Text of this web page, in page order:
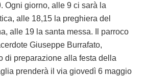
Ogni giorno, alle 9 ci sarà la
alle 18,15 la preghiera del
alle 19 la santa messa. Il parroco
Giuseppe Burrafato,
di preparazione alla festa della
prenderà il via giovedì 6 maggio